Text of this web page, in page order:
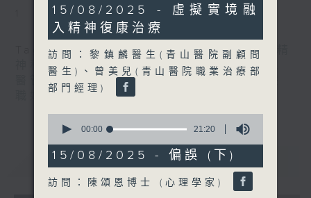
Tag: 潘佩璆醫生,皮膚及性病科 ,精神科
神科醫學院系列 ,結節性癢疹,鄭學輝醫生
醫管局精靈直播,長者情緒健康
職媽媽的母乳歷程
重溫 CATCHUP
18
minutes,
14
seconds
15/08/2025 - 虛擬實境融
入精神復康治療
訪問：黎鎮麟醫生(青山醫院副顧問
醫生)、曾美兒(青山醫院職業治療部
部門經理)
seconds
21
minutes,
seconds
00:00 21:20
15/08/2025 - 偏誤 (下)
訪問：陳頌恩博士 (心理學家)